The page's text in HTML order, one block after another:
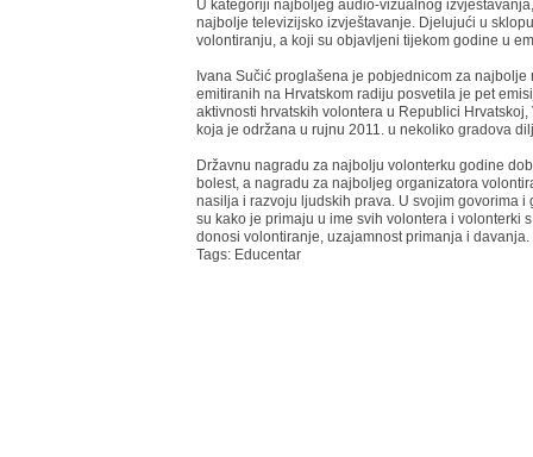
U kategoriji najboljeg audio-vizualnog
najbolje televizijsko izvještavanje. Djelujući u
volontiranju, a koji su objavljeni tijekom godine u
Ivana Sučić proglašena je pobjednicom za
emitiranih na Hrvatskom radiju posvetila je pet
aktivnosti hrvatskih volontera u Republici
koja je održana u rujnu 2011. u nekoliko gradova
Državnu nagradu za najbolju volonterku godine
bolest, a nagradu za najboljeg organizatora
nasilja i razvoju ljudskih prava. U svojim govorima
su kako je primaju u ime svih volontera i volonterki
donosi volontiranje, uzajamnost primanja i davanja.
Tags: Educentar